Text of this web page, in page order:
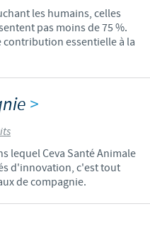
les humains, celles
pas moins de 75 %.
contribution essentielle à la
>
lequel Ceva Santé Animale
d'innovation, c'est tout
de compagnie.